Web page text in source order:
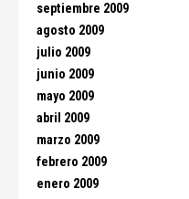
septiembre 2009
agosto 2009
julio 2009
junio 2009
mayo 2009
abril 2009
marzo 2009
febrero 2009
enero 2009